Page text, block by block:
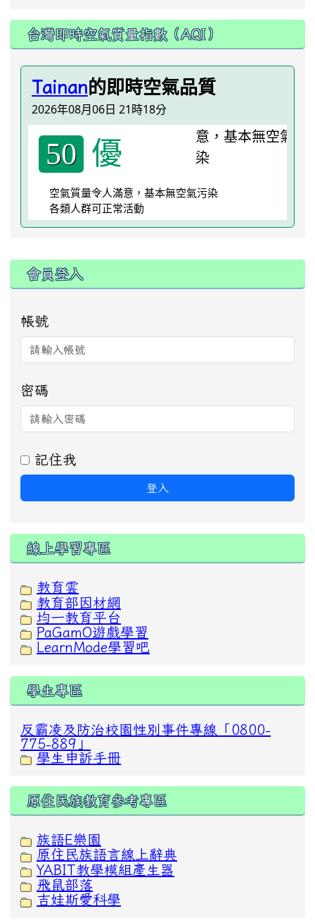
台灣即時空氣質量指數（AQI）
Tainan的即時空氣品質
2026年08月06日 21時18分
50 優
空氣質量令人滿意，基本無空氣污染
各類人群可正常活動
:::
會員登入
帳號
密碼
記住我
登入
線上學習專區
教育雲
教育部因材網
均一教育平台
PaGamO遊戲學習
LearnMode學習吧
學生專區
反霸凌及防治校園性別事件專線「0800-
775-889」
學生申訴手冊
原住民族教育參考專區
族語E樂園
原住民族語言線上辭典
YABIT教學模組產生器
飛鼠部落
吉娃斯愛科學